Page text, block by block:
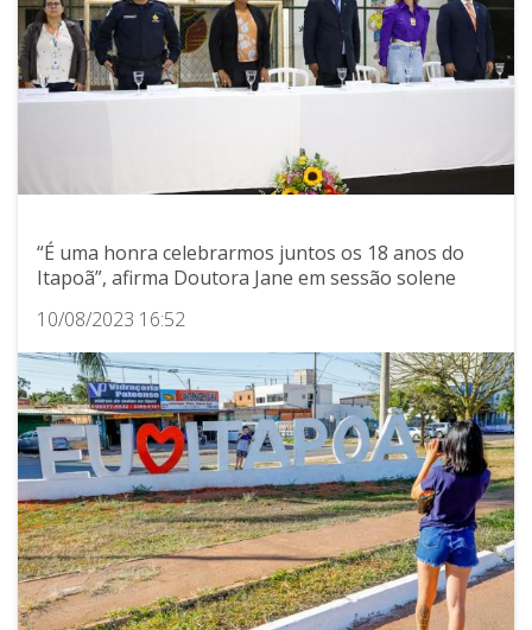
“É uma honra celebrarmos juntos os 18 anos do
Itapoã”, afirma Doutora Jane em sessão solene
10/08/2023 16:52